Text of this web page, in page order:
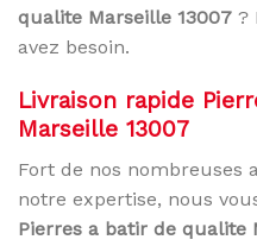
qualite Marseille 13007 ?
avez besoin.
Livraison rapide
Marseille 13007
Fort de nos nombreuses
notre expertise, nous
Pierres a batir de qualite